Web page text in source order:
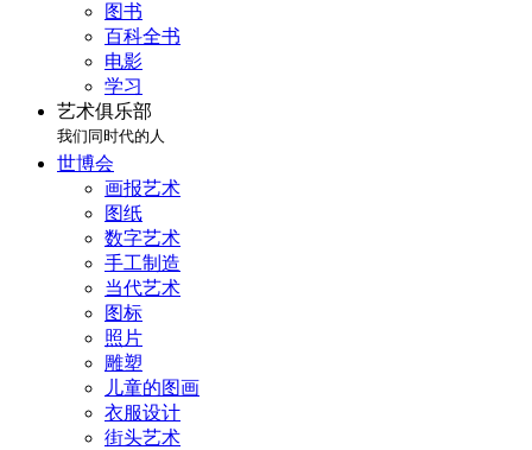
图书
百科全书
电影
学习
艺术俱乐部
我们同时代的人
世博会
画报艺术
图纸
数字艺术
手工制造
当代艺术
图标
照片
雕塑
儿童的图画
衣服设计
街头艺术